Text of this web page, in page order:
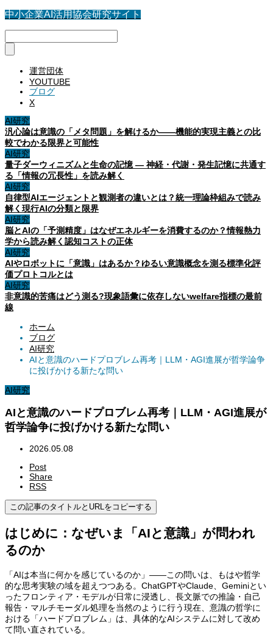
中小企業AI活用協会研究サイト
運営団体
YOUTUBE
ブログ
X
AI研究
汎心論は意識の「メタ問題」を解けるか——機能的実現主義との比
較でわかる限界と可能性
AI研究
量子ダーウィニズムと生命の記憶 ― 神経・代謝・発生記憶に共通す
る「情報の冗長性」を読み解く
AI研究
自律型AIエージェントと観測者の違いとは？統一理論枠組みで読み
解く現行AIの分類と限界
AI研究
脳とAIの「予測精度」はなぜエネルギーを消費するのか？情報熱力
学から読み解く認知コストの正体
AI研究
AIやロボットに「意識」はあるか？ゆるい意識概念を測る標準化評
価プロトコルとは
AI研究
非意識的苦痛はどう測る?現象語彙に依存しないwelfare指標の最前
線
ホーム
ブログ
AI研究
AIと意識のハードプロブレム再考｜LLM・AGI進展が哲学論争
に投げかける新たな問い
AI研究
AIと意識のハードプロブレム再考｜LLM・AGI進展が
哲学論争に投げかける新たな問い
2026.05.08
Post
Share
RSS
この記事のタイトルとURLをコピーする
はじめに：なぜいま「AIと意識」が問われ
るのか
「AIは本当に何かを感じているのか」——この問いは、もはや哲学
的な思考実験の域を超えつつある。ChatGPTやClaude、Geminiとい
ったフロンティア・モデルが日常に浸透し、長文脈での推論・自己
報告・マルチモーダル処理を当然のように行う現在、意識の哲学に
おける「ハードプロブレム」は、具体的なAIシステムに対して改め
て問い直されている。